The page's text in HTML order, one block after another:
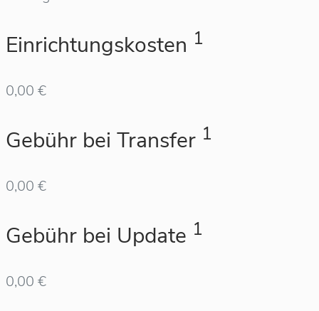
Einrichtungskosten 1
0,00 €
Gebühr bei Transfer 1
0,00 €
Gebühr bei Update 1
0,00 €